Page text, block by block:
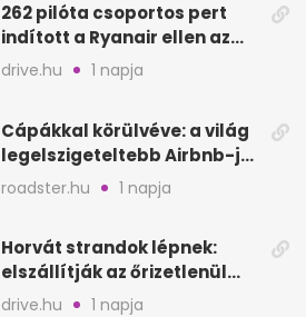
262 pilóta csoportos pert
indított a Ryanair ellen az
Egyesült Királyságban
drive.hu 1 napja
Cápákkal körülvéve: a világ
legelszigeteltebb Airbnb-je
a nyílt tengeren
roadster.hu 1 napja
Horvát strandok lépnek:
elszállítják az őrizetlenül
hagyott törölközőket
drive.hu 1 napja